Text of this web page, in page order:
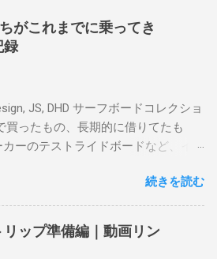
がこれまでに乗ってき
録
JS, DHD サーフボードコレクショ
買ったもの、長期的に借りてたも
ーのテストライドボードなど、イ
しているページです。 記録と残して
過去のボードたちはもうすでに人に
元に無いのがほとんどだけど。 色
フボードに乗って、サーフィンの世
続きを読む
ップ準備編｜動画リン